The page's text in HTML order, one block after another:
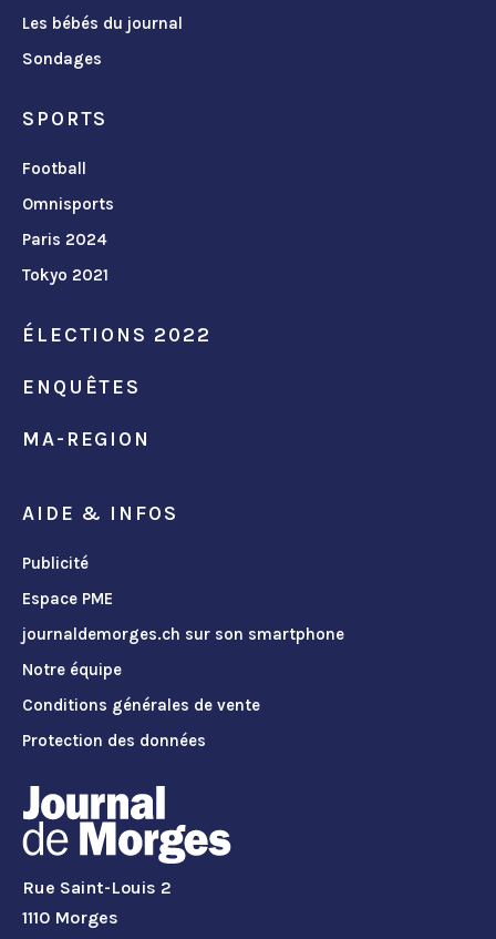
Les bébés du journal
Sondages
SPORTS
Football
Omnisports
Paris 2024
Tokyo 2021
ÉLECTIONS 2022
ENQUÊTES
MA-REGION
AIDE & INFOS
Publicité
Espace PME
journaldemorges.ch sur son smartphone
Notre équipe
Conditions générales de vente
Protection des données
Rue Saint-Louis 2
1110 Morges